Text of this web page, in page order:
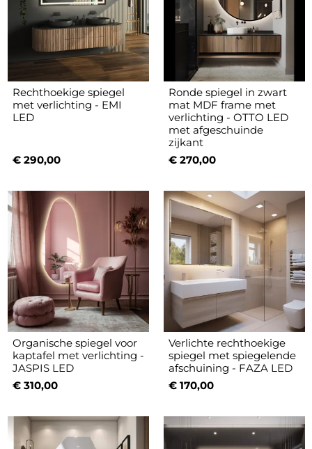
Rechthoekige spiegel
met verlichting - EMI
LED
€ 290,00
Ronde spiegel in zwart
mat MDF frame met
verlichting - OTTO LED
met afgeschuinde
zijkant
€ 270,00
Organische spiegel voor
kaptafel met verlichting -
JASPIS LED
€ 310,00
Verlichte rechthoekige
spiegel met spiegelende
afschuining - FAZA LED
€ 170,00